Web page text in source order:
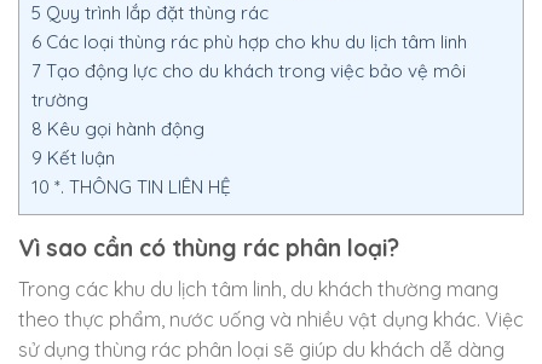
5 Quy trình lắp đặt thùng rác
6 Các loại thùng rác phù hợp cho khu du lịch tâm linh
7 Tạo động lực cho du khách trong việc bảo vệ môi
trường
8 Kêu gọi hành động
9 Kết luận
10 *. THÔNG TIN LIÊN HỆ
Vì sao cần có thùng rác phân loại?
Trong các khu du lịch tâm linh, du khách thường mang
theo thực phẩm, nước uống và nhiều vật dụng khác. Việc
sử dụng thùng rác phân loại sẽ giúp du khách dễ dàng